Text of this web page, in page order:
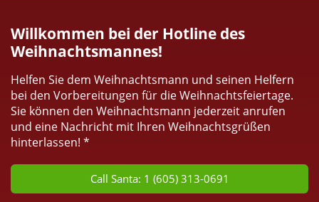
Willkommen bei der Hotline des
Weihnachtsmannes!
Helfen Sie dem Weihnachtsmann und seinen Helfern
bei den Vorbereitungen für die Weihnachtsfeiertage.
Sie können den Weihnachtsmann jederzeit anrufen
und eine Nachricht mit Ihren Weihnachtsgrüßen
hinterlassen! *
Call Santa: 1 (605) 313-0691